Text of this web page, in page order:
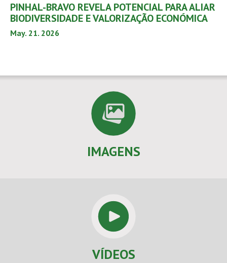
PINHAL-BRAVO REVELA POTENCIAL PARA ALIAR
BIODIVERSIDADE E VALORIZAÇÃO ECONÓMICA
May. 21. 2026
IMAGENS
VÍDEOS